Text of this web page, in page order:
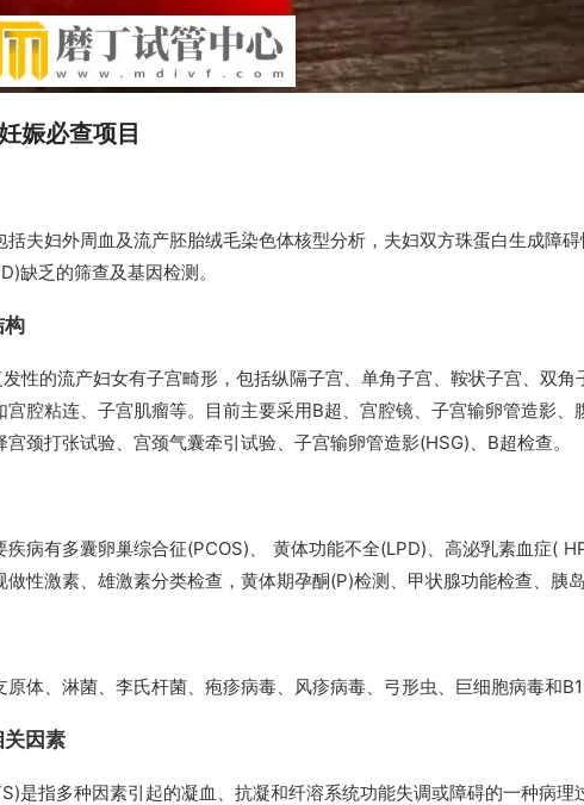
娠必查项目
括夫妇外周血及流产胚胎绒毛染色体核型分析，夫妇双方珠蛋白生成障
缺乏的筛查及基因检测。
构
发性的流产妇女有子宫畸形，包括纵隔子宫、单角子宫、鞍状子宫、双角
宫腔粘连、子宫肌瘤等。目前主要采用B超、宫腔镜、子宫输卵管造影、
颈打张试验、宫颈气囊牵引试验、子宫输卵管造影(HSG)、B超检查。
疾病有多囊卵巢综合征(PCOS)、 黄体功能不全(LPD)、高泌乳素血症(
做性激素、雄激素分类检查，黄体期孕酮(P)检测、甲状腺功能检查、胰岛
原体、淋菌、李氏杆菌、疱疹病毒、风疹病毒、弓形虫、巨细胞病毒和
因素
是指多种因素引起的凝血、抗凝和纤溶系统功能失调或障碍的一种病理